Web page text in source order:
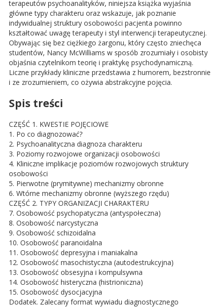
terapeutów psychoanalityków, niniejsza książka wyjaśnia
główne typy charakteru oraz wskazuje, jak poznanie
indywidualnej struktury osobowości pacjenta powinno
kształtować uwagę terapeuty i styl interwencji terapeutycznej.
Obywając się bez ciężkiego żargonu, który często zniechęca
studentów, Nancy McWilliams w sposób zrozumiały i osobisty
objaśnia czytelnikom teorię i praktykę psychodynamiczną.
Liczne przykłady kliniczne przedstawia z humorem, bezstronnie
i ze zrozumieniem, co ożywia abstrakcyjne pojęcia.
Spis treści
CZĘŚĆ 1. KWESTIE POJĘCIOWE
1. Po co diagnozować?
2. Psychoanalityczna diagnoza charakteru
3. Poziomy rozwojowe organizacji osobowości
4. Kliniczne implikacje poziomów rozwojowych struktury
osobowości
5. Pierwotne (prymitywne) mechanizmy obronne
6. Wtórne mechanizmy obronne (wyższego rzędu)
CZĘŚĆ 2. TYPY ORGANIZACJI CHARAKTERU
7. Osobowość psychopatyczna (antyspołeczna)
8. Osobowość narcystyczna
9. Osobowość schizoidalna
10. Osobowość paranoidalna
11. Osobowość depresyjna i maniakalna
12. Osobowość masochistyczna (autodestrukcyjna)
13. Osobowość obsesyjna i kompulsywna
14. Osobowość histeryczna (histrioniczna)
15. Osobowość dysocjacyjna
Dodatek. Zalecany format wywiadu diagnostycznego